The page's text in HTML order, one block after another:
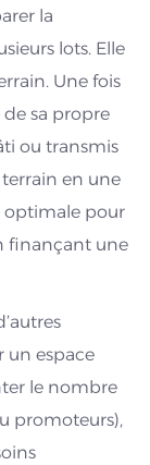
la
lots. Elle
Une fois
de sa propre
ou transmis
en une
optimale pour
finançant une
un espace
le nombre
promoteurs),